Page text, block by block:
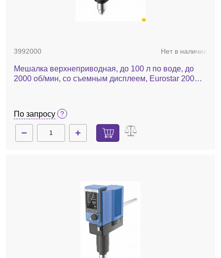
3992000 Нет в наличии
Мешалка верхнеприводная, до 100 л по воде, до
2000 об/мин, со съемным дисплеем, Eurostar 200
По запросу